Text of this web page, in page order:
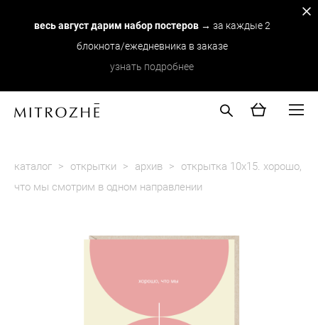
весь август дарим набор постеров→ за каждые 2
блокнота/ежедневника в заказе
узнать подробнее
каталог > открытки > архив > открытка 10х15. хорошо,
что мы смотрим в одном направлении